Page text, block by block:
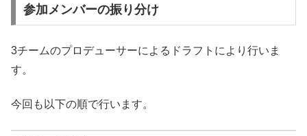
参加メンバーの振り分け
3チームのプロデューサーによるドラフトにより行いま
す。
今回も以下の順で行います。